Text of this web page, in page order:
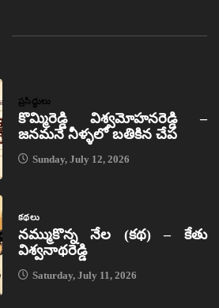
ప్రసిద్ధులు
కొమ్మిరెడ్డి విశ్వమోహనరెడ్డి –
జనమనే నీళ్ళలో బతికిన చేప
Sunday, July 12, 2026
కథలు
నమ్ముకొన్న నేల (కథ) – కేతు
విశ్వనాథరెడ్డి
Saturday, July 11, 2026